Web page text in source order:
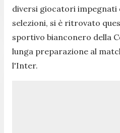
diversi giocatori impegnati
selezioni, si è ritrovato
sportivo bianconero della
lunga preparazione al
l'Inter.